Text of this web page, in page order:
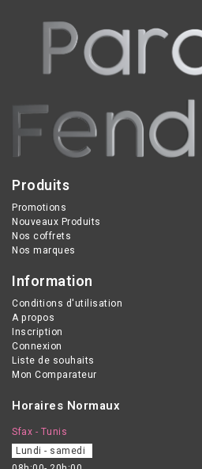
fonctionnement de
l’organisme.
Produits
Promotions
Nouveaux Produits
Nos coffrets
Nos marques
Information
Conditions d'utilisation
A propos
Inscription
Connexion
Liste de souhaits
Mon Comparateur
Horaires Normaux
Sfax - Tunis
Lundi - samedi